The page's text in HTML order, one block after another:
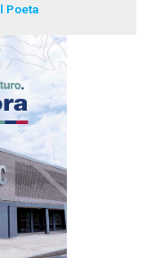
Poeta